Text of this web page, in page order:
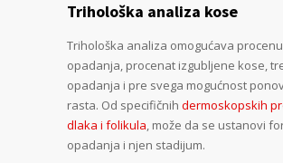
Trihološka analiza kose
Trihološka analiza omogućava
opadanja, procenat izgubljene kose,
opadanja i pre svega mogućnost
rasta. Od specifičnih dermoskopskih
dlaka i folikula, može da se ustanovi
opadanja i njen stadijum.